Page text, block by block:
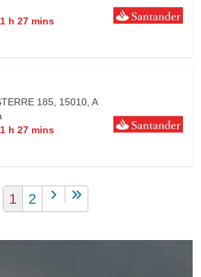
h 27 mins
185, 15010, A
h 27 mins
1 2